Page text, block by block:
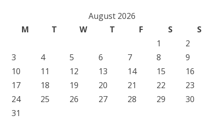
August 2026
M
T W T F S
S
1
2
3
4 5 6 7 8
9
10
11 12 13 14 15
16
17
18 19 20 21 22
23
24
25 26 27 28 29
30
31